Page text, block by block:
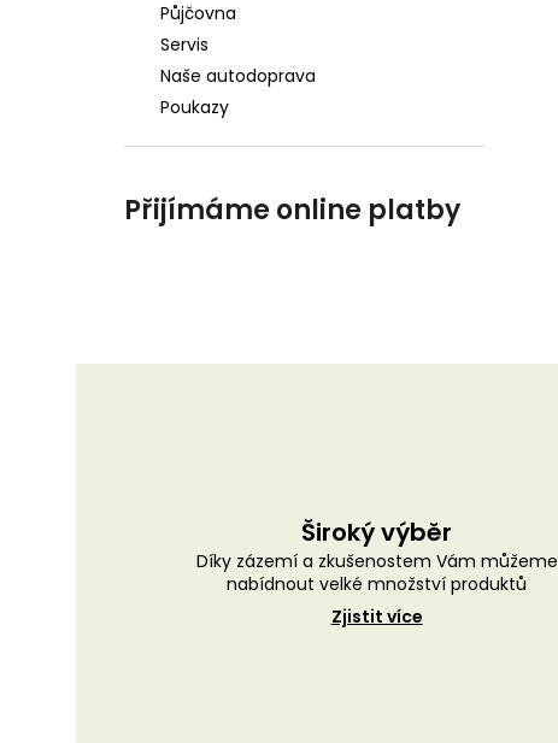
Půjčovna
Servis
Naše autodoprava
Poukazy
Přijímáme online platby
Široký výběr
Díky zázemí a zkušenostem Vám můžeme
nabídnout velké množství produktů
Zjistit více